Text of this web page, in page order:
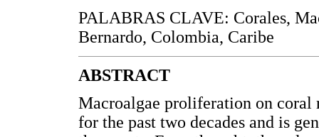
PALABRAS CLAVE: Corales,
Bernardo, Colombia, Caribe
ABSTRACT
Macroalgae proliferation on coral
for the past two decades and is